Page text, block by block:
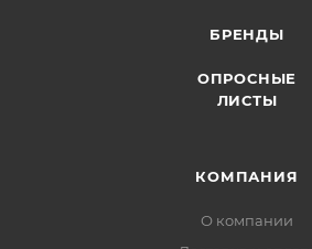
БРЕНДЫ
ОПРОСНЫЕ
ЛИСТЫ
КОМПАНИЯ
О компании